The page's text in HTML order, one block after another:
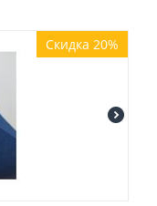
Скидка 20%